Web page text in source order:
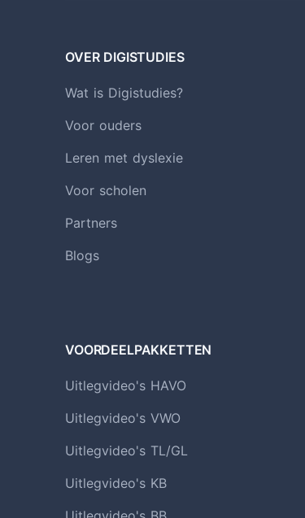
OVER DIGISTUDIES
Wat is Digistudies?
Voor ouders
Leren met dyslexie
Voor scholen
Partners
Blogs
VOORDEELPAKKETTEN
Uitlegvideo's HAVO
Uitlegvideo's VWO
Uitlegvideo's TL/GL
Uitlegvideo's KB